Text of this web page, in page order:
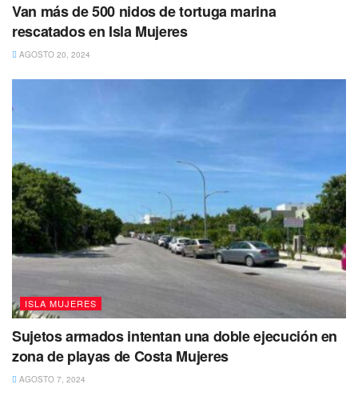
Van más de 500 nidos de tortuga marina
rescatados en Isla Mujeres
AGOSTO 20, 2024
ISLA MUJERES
Sujetos armados intentan una doble ejecución en
zona de playas de Costa Mujeres
AGOSTO 7, 2024